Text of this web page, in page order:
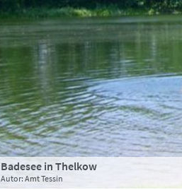
Badesee in Thelkow
Autor: Amt Tessin